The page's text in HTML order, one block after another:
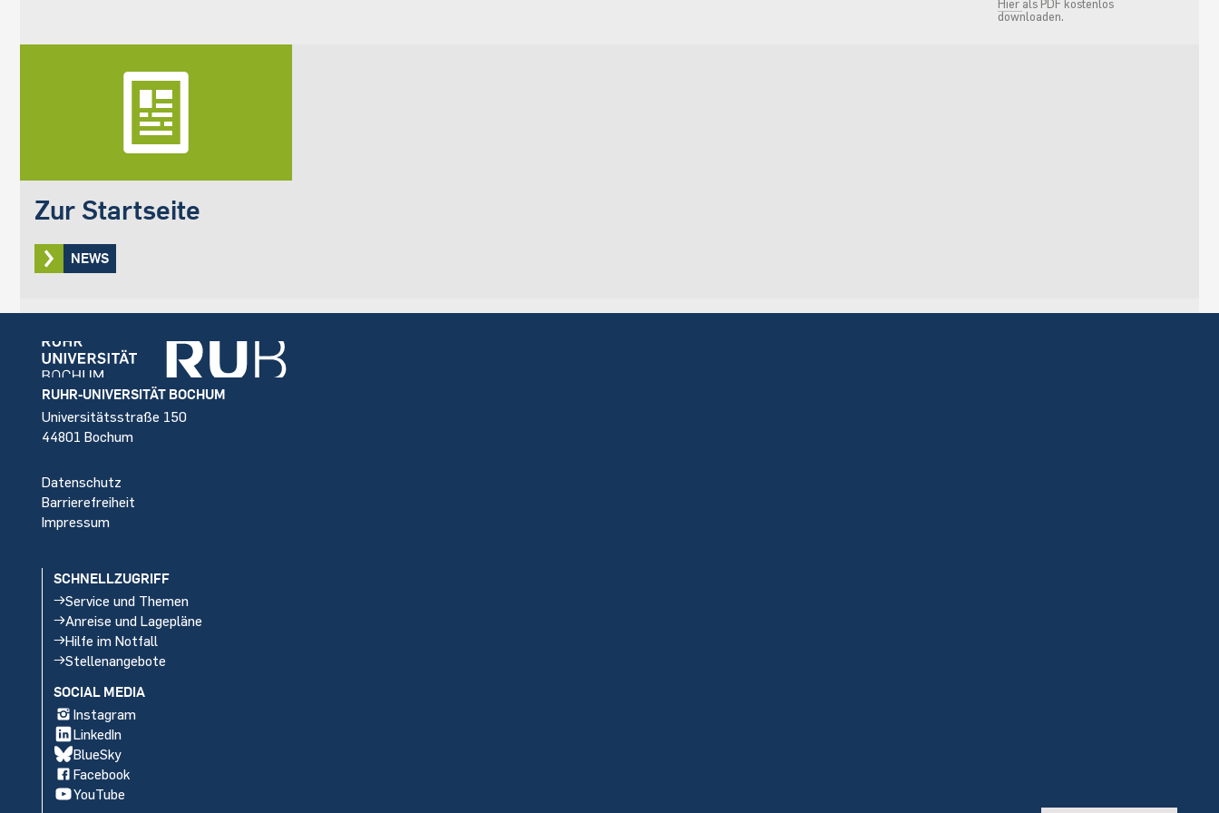
Hier als PDF kostenlos
downloaden.
Zur Startseite
NEWS
Footer
RUHR-UNIVERSITÄT BOCHUM
Universitätsstraße 150
44801 Bochum
Datenschutz
Barrierefreiheit
Impressum
SCHNELLZUGRIFF
Service und Themen
Anreise und Lagepläne
Hilfe im Notfall
Stellenangebote
SOCIAL MEDIA
Instagram
LinkedIn
BlueSky
Facebook
YouTube